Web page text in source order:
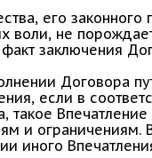
его
воли, не
заключения
Договора
если в
и
иного